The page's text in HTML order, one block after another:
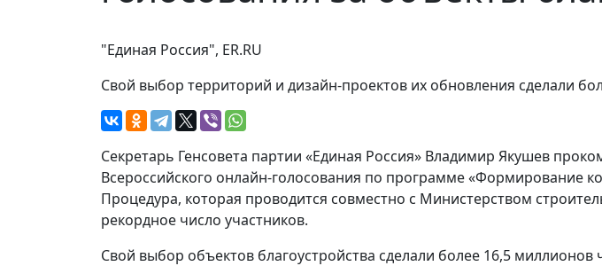
"Единая Россия", ER.RU
Свой выбор территорий и дизайн-проектов их обновления сделали
Секретарь Генсовета партии «Единая Россия» Владимир Якушев
Всероссийского онлайн-голосования по программе «Формирование
Процедура, которая проводится совместно с Министерством
рекордное число участников.
Свой выбор объектов благоустройства сделали более 16,5